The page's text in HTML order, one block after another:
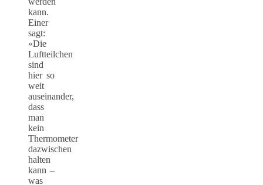
kann.
Einer
sagt:
«Die
Luftteilchen
sind
hier so
weit
auseinander,
dass
man
kein
Thermometer
dazwischen
halten
kann –
was